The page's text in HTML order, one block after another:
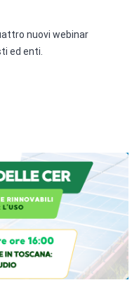
nuovi webinar
ed enti.